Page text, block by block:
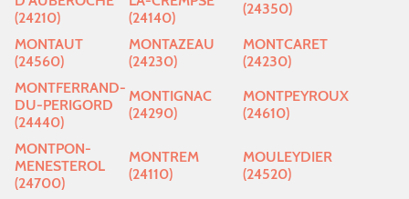
(24210)
(24140)
(24350)
MONTAUT
(24560)
MONTAZEAU
(24230)
MONTCARET
(24230)
MONTFERRAND-
DU-PERIGORD
(24440)
MONTIGNAC
(24290)
MONTPEYROUX
(24610)
MONTPON-
MENESTEROL
(24700)
MONTREM
(24110)
MOULEYDIER
(24520)